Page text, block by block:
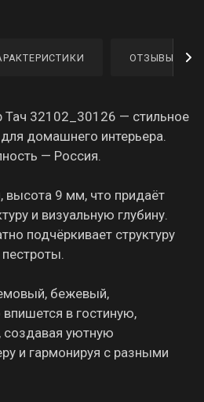
ОТЗЫВЫ
Тач 32102_30126 — стильное
домашнего интерьера.
— Россия.
высота 9 мм, что придаёт
и визуальную глубину.
подчёркивает структуру
бежевый,
в гостиную,
создавая уютную
и гармонируя с разными